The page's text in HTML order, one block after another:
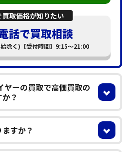
買取価格が知りたい
話で買取相談
除く)【受付時間】9:15～21:00
ヤーの買取で高価買取の
？
すか？